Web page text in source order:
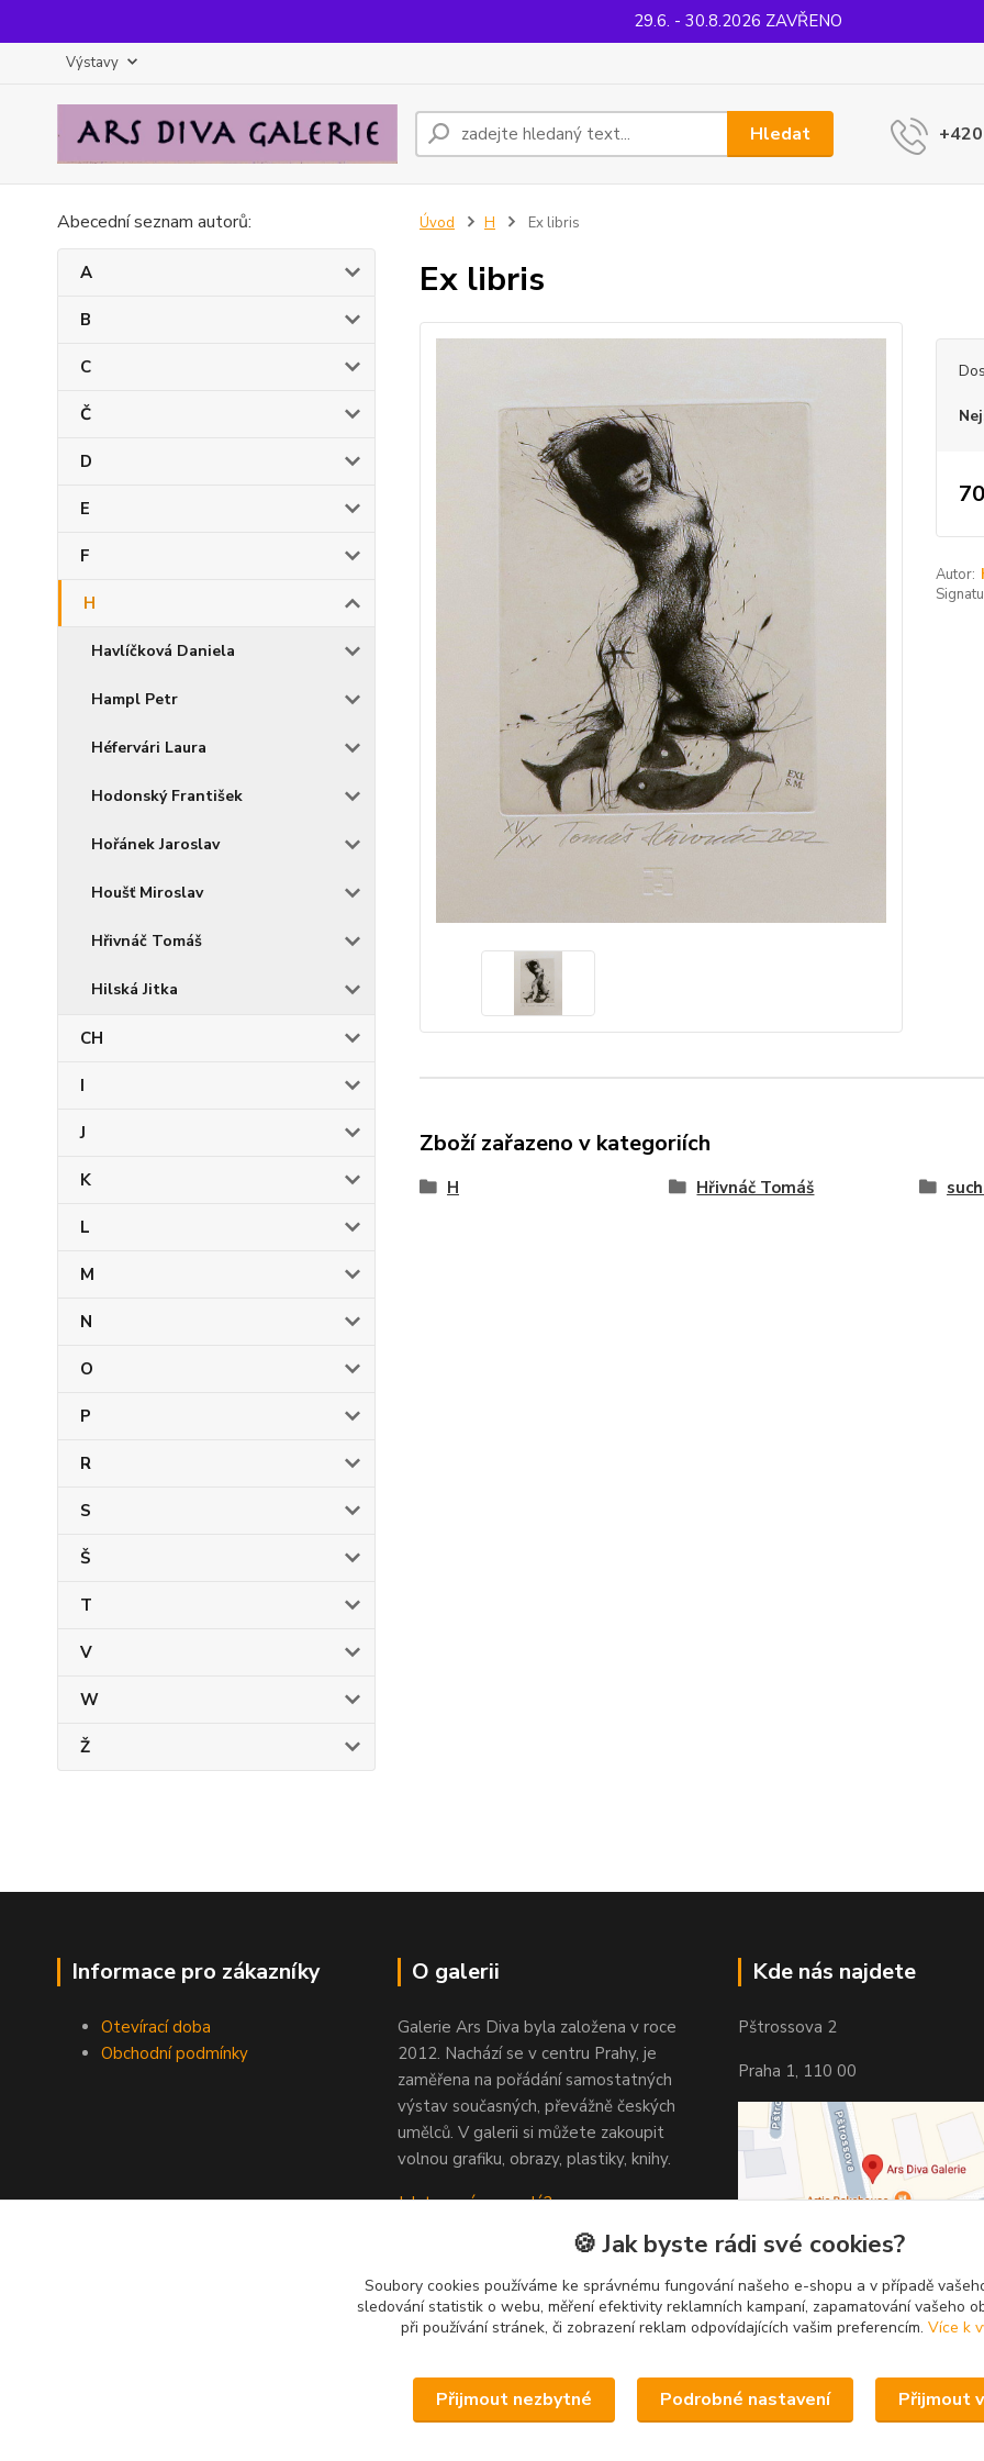
29.6. - 30.8.2026 ZAVŘENO
Výstavy
Hledat
Abecední seznam autorů:
A
B
C
Č
D
E
F
H
Havlíčková Daniela
Hampl Petr
Héfervári Laura
Hodonský František
Hořánek Jaroslav
Houšť Miroslav
Hřivnáč Tomáš
Hilská Jitka
CH
I
J
K
L
M
N
O
P
R
S
Š
T
V
W
Ž
Úvod H Ex libris
Ex libris
Autor:
Zboží zařazeno v kategoriích
H Hřivnáč Tomáš
Informace pro zákazníky
Otevírací doba
Obchodní podmínky
O galerii
Galerie Ars Diva byla založena v roce
2012. Nachází se v centru Prahy, je
zaměřena na pořádání samostatných
výstav současných, převážně českých
umělců. V galerii si můžete zakoupit
volnou grafiku, obrazy, plastiky, knihy.
Jak to u nás vypadá?
Kde nás najdete
Pštrossova 2
Praha 1, 110 00
🍪 Jak byste rádi své cookies?
Soubory cookies používáme ke správnému fungování našeho e-shopu a v případě
sledování statistik o webu, měření efektivity reklamních kampaní, zapamatování vašeho
při používání stránek, či zobrazení reklam odpovídajících vašim preferencím. Více k
Přijmout nezbytné Podrobné nastavení Přijmout